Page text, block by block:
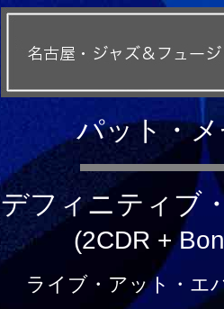
パット・
デフィニティブ
(2CDR +
ライブ・アット・エ